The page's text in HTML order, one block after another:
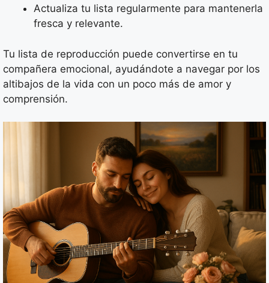
Actualiza tu lista regularmente para mantenerla
fresca y relevante.
Tu lista de reproducción puede convertirse en tu
compañera emocional, ayudándote a navegar por los
altibajos de la vida con un poco más de amor y
comprensión.